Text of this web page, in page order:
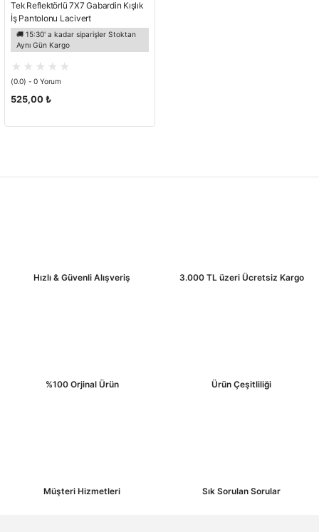
Tek Reflektörlü 7X7 Gabardin Kışlık
İş Pantolonu Lacivert
🚚 15:30' a kadar siparişler Stoktan
Aynı Gün Kargo
(0.0) - 0 Yorum
525,00 ₺
Hızlı & Güvenli Alışveriş 3.000 TL üzeri Ücretsiz Kargo
%100 Orjinal Ürün Ürün Çeşitliliği
Müşteri Hizmetleri Sık Sorulan Sorular